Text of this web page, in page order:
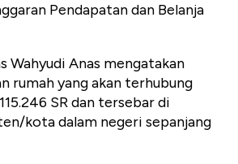
Pendapatan dan Belanja
Wahyudi Anas mengatakan
rumah yang akan terhubung
SR dan tersebar di
kota dalam negeri sepanjang